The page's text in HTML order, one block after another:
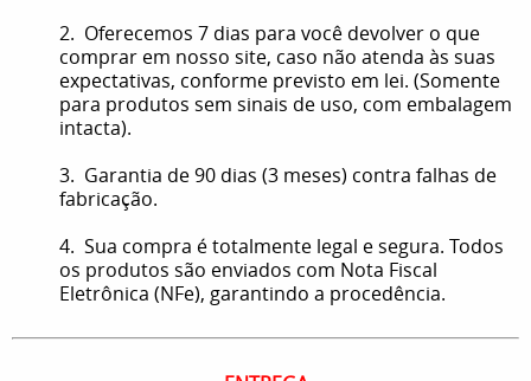
2. Oferecemos 7 dias para você devolver o que
comprar em nosso site, caso não atenda às suas
expectativas, conforme previsto em lei. (Somente
para produtos sem sinais de uso, com embalagem
intacta).
3. Garantia de 90 dias (3 meses) contra falhas de
fabricação.
4. Sua compra é totalmente legal e segura. Todos
os produtos são enviados com Nota Fiscal
Eletrônica (NFe), garantindo a procedência.